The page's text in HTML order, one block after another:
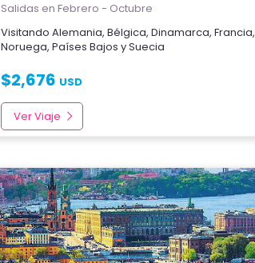
Salidas en Febrero - Octubre
Visitando Alemania, Bélgica, Dinamarca, Francia,
Noruega, Países Bajos ySuecia
$2,676 USD
Ver Viaje